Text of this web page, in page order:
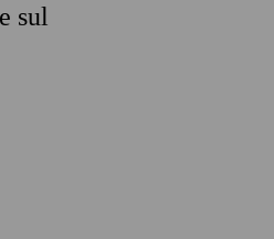
sul